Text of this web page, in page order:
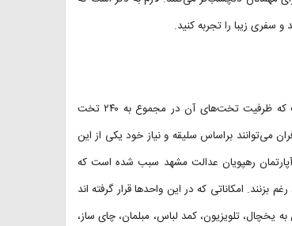
سفری زیبا را تجربه کنید.
هتل‌آپارتمان رهپویان عدالت مشهددر ۵ طبقه بنا شده و داری ۳۵ باب واحد اقامتی است که ظرفیت تخت‌های آن در مجموع به ۲۴۰ تخت
بین ۲ تا ۱۰ نفر ظرفیت دارند و مسافران می‌توانند براساس سلیقه و نیاز خود یکی از این
رهپویان عدالت مشهد سبب شده است که
امکاناتی که در این واحد‌ها قرار گرفته اند
یخچال، تلویزیون، کمد لباس، مبلمان، چای ساز،